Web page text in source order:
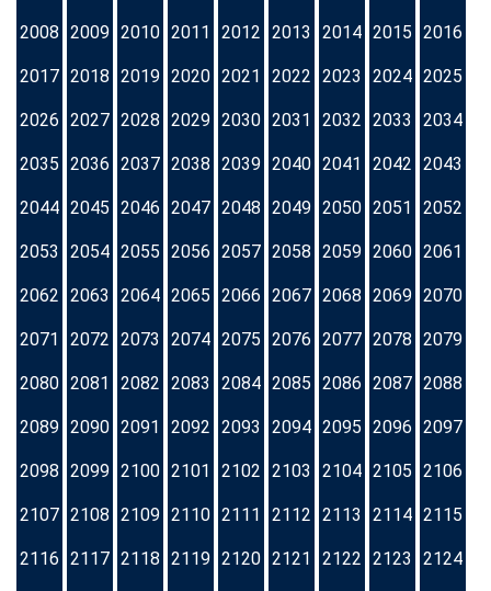
2008 2009 2010 2011 2012 2013 2014 2015 2016
2017 2018 2019 2020 2021 2022 2023 2024 2025
2026 2027 2028 2029 2030 2031 2032 2033 2034
2035 2036 2037 2038 2039 2040 2041 2042 2043
2044 2045 2046 2047 2048 2049 2050 2051 2052
2053 2054 2055 2056 2057 2058 2059 2060 2061
2062 2063 2064 2065 2066 2067 2068 2069 2070
2071 2072 2073 2074 2075 2076 2077 2078 2079
2080 2081 2082 2083 2084 2085 2086 2087 2088
2089 2090 2091 2092 2093 2094 2095 2096 2097
2098 2099 2100 2101 2102 2103 2104 2105 2106
2107 2108 2109 2110 2111 2112 2113 2114 2115
2116 2117 2118 2119 2120 2121 2122 2123 2124